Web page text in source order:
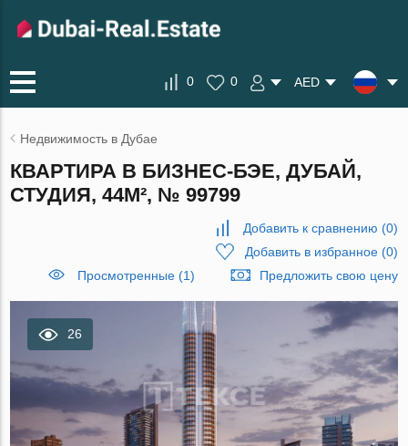
0 0 AED
Недвижимость в Дубае
КВАРТИРА В БИЗНЕС-БЭЕ, ДУБАЙ,
СТУДИЯ, 44М², № 99799
Добавить к сравнению (0)
Добавить в избранное(0)
Просмотренные (1)
Предложить свою цену
26